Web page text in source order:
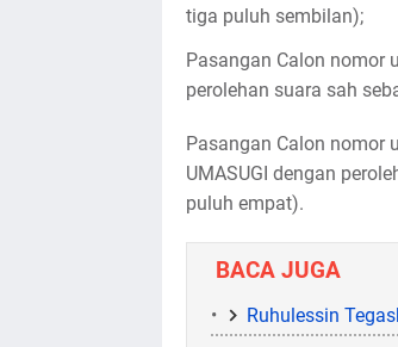
tiga puluh sembilan);
Pasangan Calon nomor
perolehan suara sah
Pasangan Calon nomor
UMASUGI dengan
puluh empat).
BACA JUGA
Ruhulessin